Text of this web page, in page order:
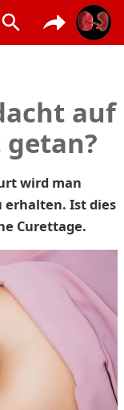
auf
wird man
erhalten. Ist dies
Curettage.